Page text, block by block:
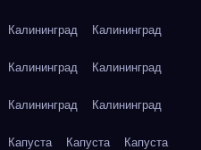
Калининград Калининград
Калининград Калининград
Калининград Калининград
Капуста Капуста Капуста